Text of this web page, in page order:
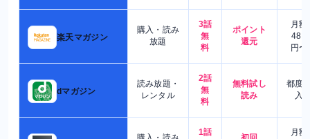
楽天マガジン
購入・読み
放題
3話
無
料
ポイント
還元
月額
480
円〜
dマガジン
読み放題・
レンタル
2話
無
料
無料試し
読み
都度
入
1話
月額